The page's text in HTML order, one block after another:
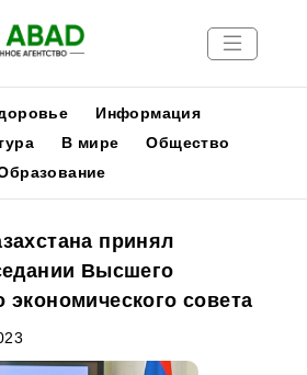
Информация
В мире
Общество
принял
Высшего
экономического совета